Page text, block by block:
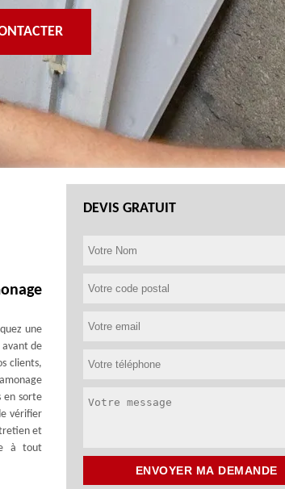
une
avant de
clients,
en sorte
vérifier
et
à tout
DEVIS GRATUIT